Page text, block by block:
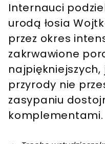
Internauci
urodą łosia
przez okres
zakrwawione
przyrody nie
zasypaniu
komplementami.